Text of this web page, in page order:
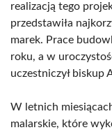
realizacją tego
przedstawiła
marek. Prace
roku, a w
uczestniczył biskup
W letnich
malarskie, które